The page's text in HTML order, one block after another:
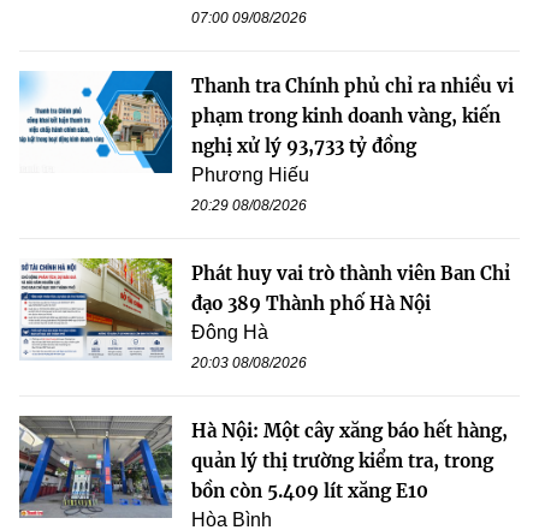
07:00 09/08/2026
Thanh tra Chính phủ chỉ ra nhiều vi
phạm trong kinh doanh vàng, kiến
nghị xử lý 93,733 tỷ đồng
Phương Hiếu
20:29 08/08/2026
Phát huy vai trò thành viên Ban Chỉ
đạo 389 Thành phố Hà Nội
Đông Hà
20:03 08/08/2026
Hà Nội: Một cây xăng báo hết hàng,
quản lý thị trường kiểm tra, trong
bồn còn 5.409 lít xăng E10
Hòa Bình